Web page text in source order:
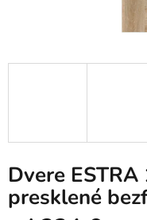
Dvere
presklené